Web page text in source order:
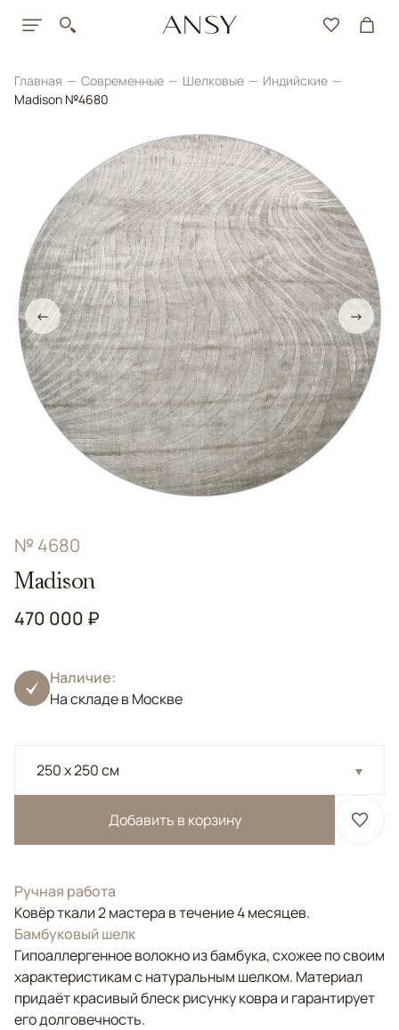
Главная Современные Шелковые
Индийские
Madison №4680
← →
№ 4680
Madison
470 000 ₽
Наличие:
На складе в Москве
250 x 250 см
Добавить в корзину
Ручная работа
Ковёр ткали 2 мастера в течение 4 месяцев.
Бамбуковый шелк
Гипоаллергенное волокно из бамбука, схожее по своим
характеристикам с натуральным шелком. Материал
придаёт красивый блеск рисунку ковра и гарантирует
его долговечность.